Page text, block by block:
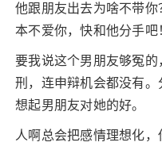
他跟朋友出去为啥不带
本不爱你，快和他分手
要我说这个男朋友够冤
刑，连申辩机会都没有
想起男朋友对她的好。
人啊总会把感情理想化